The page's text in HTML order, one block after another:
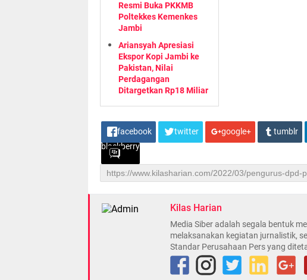
Resmi Buka PKKMB
Poltekkes Kemenkes
Jambi
Ariansyah Apresiasi
Ekspor Kopi Jambi ke
Pakistan, Nilai
Perdagangan
Ditargetkan Rp18 Miliar
facebook twitter google+ tumblr
blackberry
Kilas Harian
Media Siber adalah segala bentuk
melaksanakan kegiatan jurnalistik,
Standar Perusahaan Pers yang